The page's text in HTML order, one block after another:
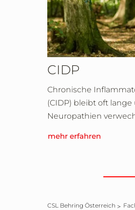
CIDP
Chronische
(CIDP) bleibt oft
Neuropathien
mehr erfahren
CSL Behring Österreich